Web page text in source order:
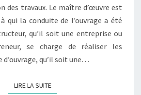
des travaux. Le maître d’œuvre est
qui la conduite de l’ouvrage a été
qu’il soit une entreprise ou
se charge de réaliser les
d’ouvrage, qu’il soit une…
LIRE LA SUITELIRE LA SUITE